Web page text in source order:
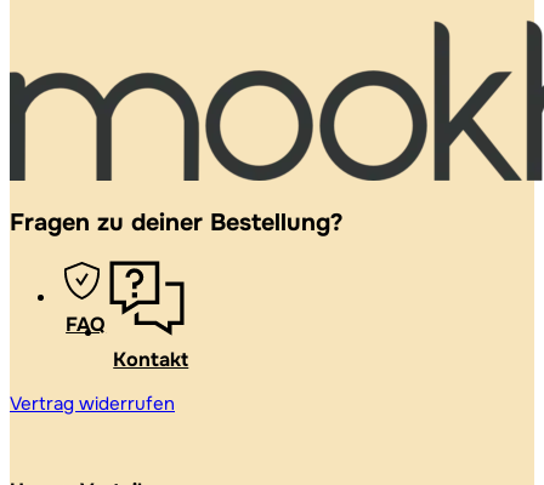
Fragen zu deiner Bestellung?
FAQ
Kontakt
Vertrag widerrufen